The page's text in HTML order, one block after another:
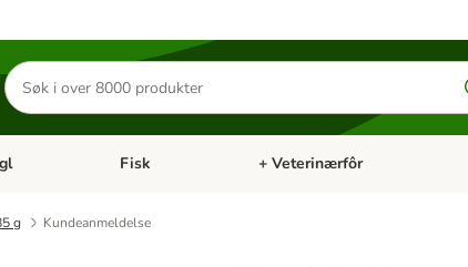
Søk
etter
produkter
kategorimeny: Små kjæledyrÅpne kategorimeny: Fugl
Fisk Åpne kategorimeny: Fisk
+ Veterinærfôr
g Kundeanmeldelse